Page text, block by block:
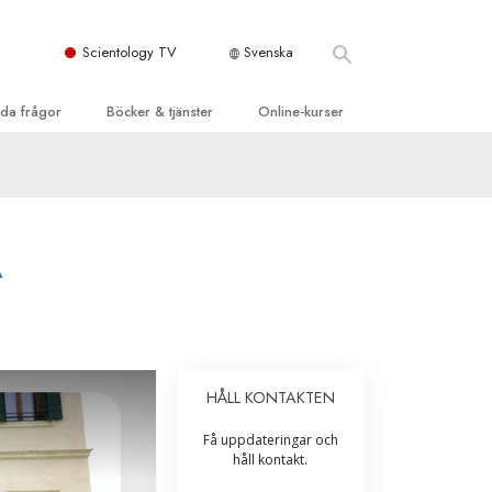
Scientology TV Svenska
frågor
organisationer
Böcker & tjänster Online-kurser
Integritet och ärlighet
Äktenskap
Den emotionella Tonskalan
HÅLL KONTAKTEN
Få uppdateringar och
håll kontakt.